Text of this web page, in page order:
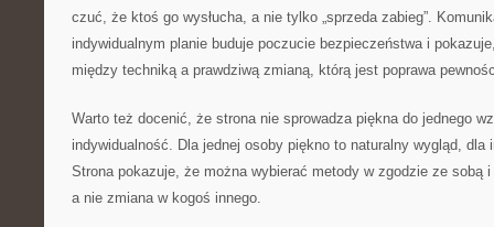
czuć, że ktoś go wysłucha, a nie tylko „sprzeda zabieg”.
indywidualnym planie buduje poczucie bezpieczeństwa i
między techniką a prawdziwą zmianą, którą jest poprawa
Warto też docenić, że strona nie sprowadza piękna do jednego
indywidualność. Dla jednej osoby piękno to naturalny wygląd, dla
Strona pokazuje, że można wybierać metody w zgodzie ze sobą
a nie zmiana w kogoś innego.